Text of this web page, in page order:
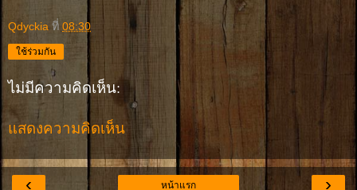
Qdyckia ที่ 08:30
ใช้ร่วมกัน
ไม่มีความคิดเห็น:
แสดงความคิดเห็น
‹ ›
หน้าแรก